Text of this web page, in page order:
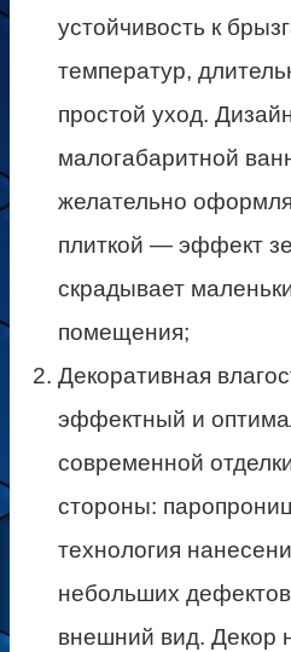
устойчивость к
температур,
простой уход.
малогабаритной
желательно
плиткой — эффект
скрадывает
помещения;
Декоративная
эффектный и
современной
стороны:
технология
небольших
внешний вид. Декор